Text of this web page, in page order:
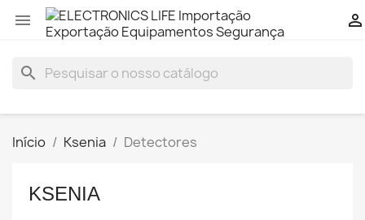
 
search
Início Ksenia Detectores
KSENIA